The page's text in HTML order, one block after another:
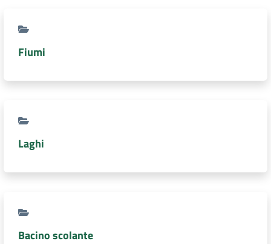
TERRITORIO
SERVIZI
DATI
AMBIENTALI
Seguici
su
Fiumi
Laghi
Bacino scolante